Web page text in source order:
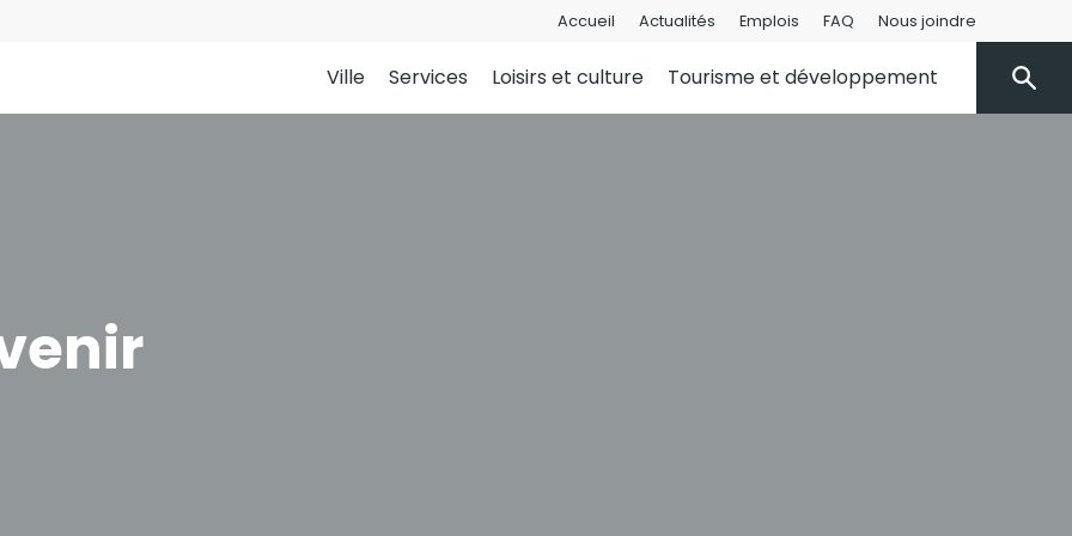
Accueil Actualités Emplois FAQ Nous joindre
Ville Services Loisirs et culture Tourisme et développement